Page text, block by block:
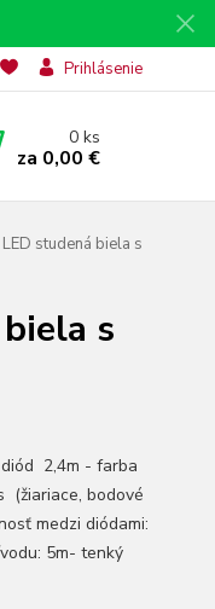
Prihlásenie
0ks
za 0,00 €
studená biela s
s
2,4m - farba
(žiariace, bodové
medzi diódami:
5m- tenký